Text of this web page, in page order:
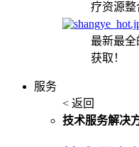
疗资源整
最新最全
获取！
服务
< 返回
技术服务解决